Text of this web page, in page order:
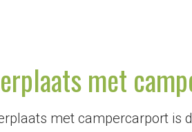
met
met campercarport is